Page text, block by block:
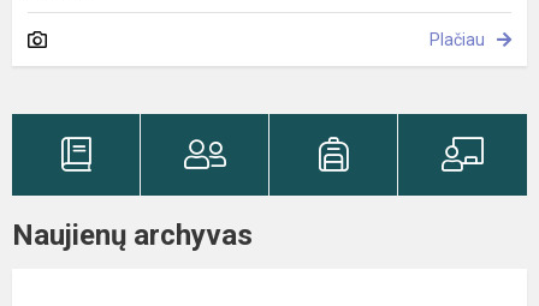
Plačiau
Naujienų archyvas